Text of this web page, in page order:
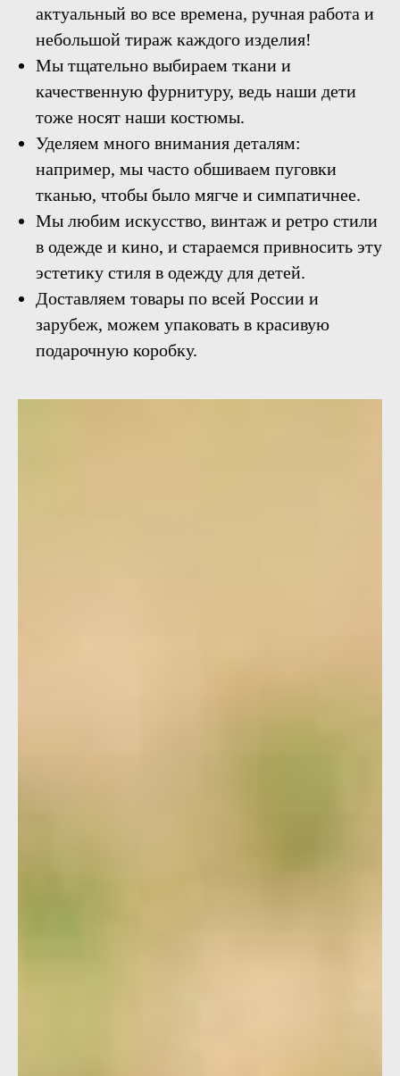
актуальный во все времена, ручная работа и
небольшой тираж каждого изделия!
Мы тщательно выбираем ткани и
качественную фурнитуру, ведь наши дети
тоже носят наши костюмы.
Уделяем много внимания деталям:
например, мы часто обшиваем пуговки
тканью, чтобы было мягче и симпатичнее.
Мы любим искусство, винтаж и ретро стили
в одежде и кино, и стараемся привносить эту
эстетику стиля в одежду для детей.
Доставляем товары по всей России и
зарубеж, можем упаковать в красивую
подарочную коробку.